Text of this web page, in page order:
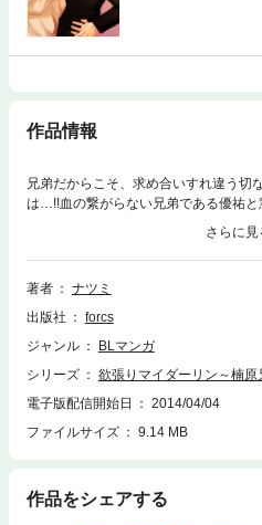
作品情報
兄弟だからこそ、求め合いすれ違う切
は…!!血の繋がらない兄弟である優祐
クした関係にあった。慧祐のため自
祐は黙って家を出ようと考えるが、慧
り、逆上した慧祐は隠していた想い
著者
ナツミ
出版社
forcs
ジャンル
BLマンガ
シリーズ
欲張りマイダーリン～楠原
電子版配信開始日
2014/04/04
ファイルサイズ
9.14 MB
作品をシェアする